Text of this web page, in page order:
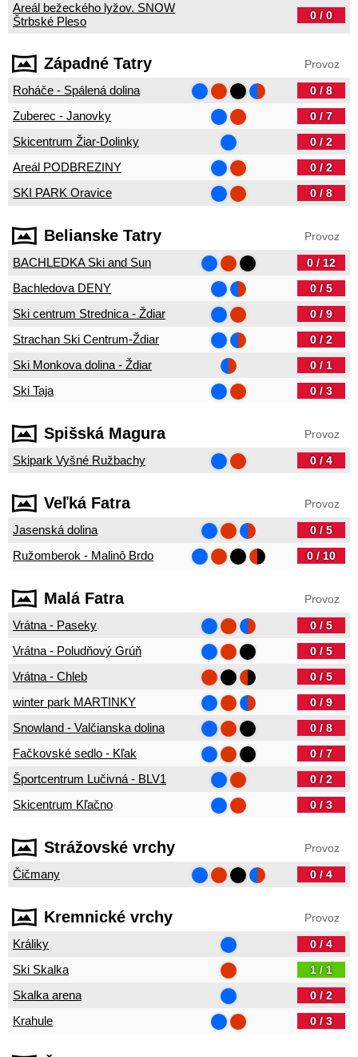
Areál bežeckého lyžov. SNOW
Štrbské Pleso
0 / 0
Západné Tatry Provoz
Roháče - Spálená dolina 0 / 8
Zuberec - Janovky 0 / 7
Skicentrum Žiar-Dolinky 0 / 2
Areál PODBREZINY 0 / 2
SKI PARK Oravice 0 / 8
Belianske Tatry Provoz
BACHLEDKA Ski and Sun 0 / 12
Bachledova DENY 0 / 5
Ski centrum Strednica - Ždiar 0 / 9
Strachan Ski Centrum-Ždiar 0 / 2
Ski Monkova dolina - Ždiar 0 / 1
Ski Taja 0 / 3
Spišská Magura Provoz
Skipark Vyšné Ružbachy 0 / 4
Veľká Fatra Provoz
Jasenská dolina 0 / 5
Ružomberok - Malinô Brdo 0 / 10
Malá Fatra Provoz
Vrátna - Paseky 0 / 5
Vrátna - Poludňový Grúň 0 / 5
Vrátna - Chleb 0 / 5
winter park MARTINKY 0 / 9
Snowland - Valčianska dolina 0 / 8
Fačkovské sedlo - Kľak 0 / 7
Športcentrum Lučivná - BLV1 0 / 2
Skicentrum Kľačno 0 / 3
Strážovské vrchy Provoz
Čičmany 0 / 4
Kremnické vrchy Provoz
Králiky 0 / 4
Ski Skalka 1 / 1
Skalka arena 0 / 2
Krahule 0 / 3